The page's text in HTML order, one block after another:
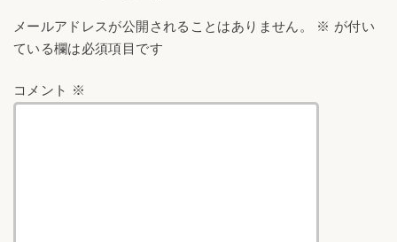
メールアドレスが公開されることはありません。 ※ が付い
ている欄は必須項目です
コメント ※